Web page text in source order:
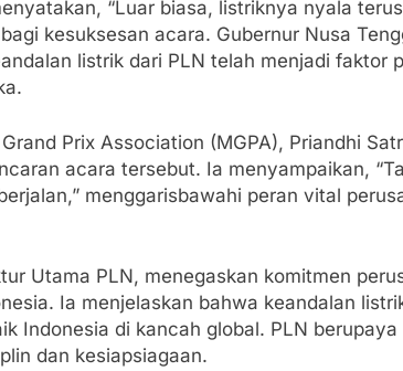
“Luar biasa, listriknya nyala
kesuksesan acara. Gubernur Nusa
listrik dari PLN telah menjadi faktor
Prix Association (MGPA), Priandhi
acara tersebut. Ia menyampaikan,
menggarisbawahi peran vital
Utama PLN, menegaskan komitmen
Ia menjelaskan bahwa keandalan
Indonesia di kancah global. PLN
dan kesiapsiagaan.